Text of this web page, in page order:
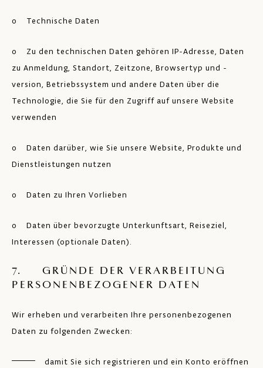
o Technische Daten
o Zu den technischen Daten gehören IP-Adresse, Daten
zu Anmeldung, Standort, Zeitzone, Browsertyp und -
version, Betriebssystem und andere Daten über die
Technologie, die Sie für den Zugriff auf unsere Website
verwenden
o Daten darüber, wie Sie unsere Website, Produkte und
Dienstleistungen nutzen
o Daten zu Ihren Vorlieben
o Daten über bevorzugte Unterkunftsart, Reiseziel,
Interessen (optionale Daten).
7. GRÜNDE DER VERARBEITUNG
PERSONENBEZOGENER DATEN
Wir erheben und verarbeiten Ihre personenbezogenen
Daten zu folgenden Zwecken:
damit Sie sich registrieren und ein Konto eröffnen